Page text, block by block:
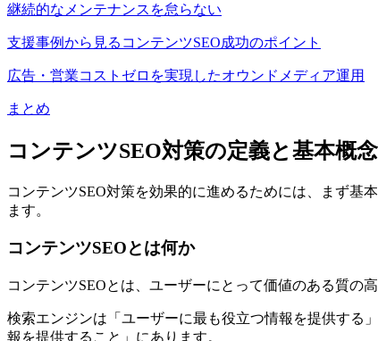
継続的なメンテナンスを怠らない
支援事例から見るコンテンツSEO成功のポイント
広告・営業コストゼロを実現したオウンドメディア運用
まとめ
コンテンツSEO対策の定義と基本概念
コンテンツSEO対策を効果的に進めるためには、まず基
ます。
コンテンツSEOとは何か
コンテンツSEOとは、ユーザーにとって価値のある質の
検索エンジンは「ユーザーに最も役立つ情報を提供する
報を提供すること」にあります。